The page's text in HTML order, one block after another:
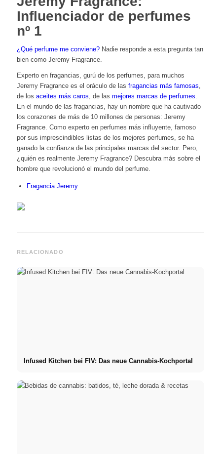
Influenciador de perfumes
nº 1
¿Qué perfume me conviene?Nadie responde a esta pregunta tan
bien como Jeremy Fragrance.
Experto en fragancias, gurú de los perfumes, para muchos
Jeremy Fragrance es el oráculo de las fragancias más famosas
de los aceites más caros , de las mejores marcas de perfumes
En el mundo de las fragancias, hay un nombre que ha cautivado
los corazones de más de 10 millones de personas: Jeremy
Fragrance. Como experto en perfumes más influyente, famoso
por sus imprescindibles listas de los mejores perfumes, se ha
ganado la confianza de las principales marcas del sector. Pero,
¿quién es realmente Jeremy Fragrance? Descubra más sobre el
hombre que revolucionó el mundo del perfume.
Fragancia Jeremy
RELACIONADO
Infused Kitchen bei FIV: Das neue Cannabis-Kochportal